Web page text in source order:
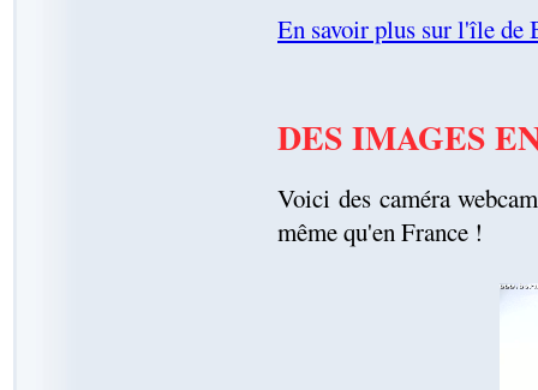
En savoir plus sur l'île
DES IMAGES
Voici des caméra
même qu'en France !